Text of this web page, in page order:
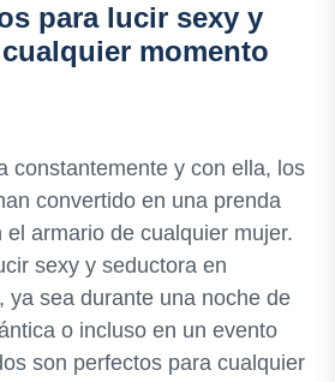
para lucir sexy y
momento
constantemente y con ella, los
convertido en una prenda
armario de cualquier mujer.
sexy y seductora en
ya sea durante una noche de
o incluso en un evento
son perfectos para cualquier